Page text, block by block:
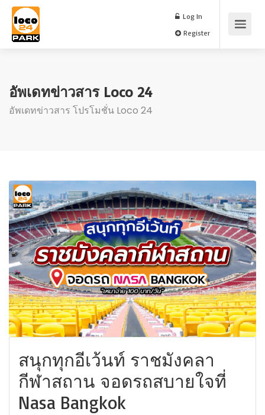
Log In
อัพเดทข่าวสาร Loco 24
อัพเดทข่าวสาร โปรโมชั่น Loco 24
สนุกทุกอีเว้นท์ ราชมังคลา
กีฬาสถาน จอดรถสบายใจที่
Nasa Bangkok